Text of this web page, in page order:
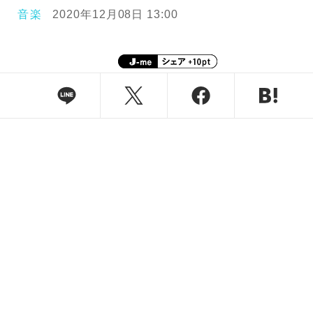
音楽 2020年12月08日 13:00